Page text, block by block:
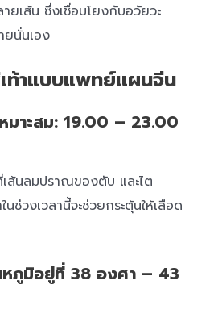
เส้น ซึ่งเชื่อมโยงกับอวัยวะ
ยนั่นเอง
ท้าแบบแพทย์แผนจีน
หมาะสม: 19.00 – 23.00
เส้นลมปราณของตับ และไต
นช่วงเวลานี้จะช่วยกระตุ้นให้เลือด
หภูมิอยู่ที่ 38 องศา – 43